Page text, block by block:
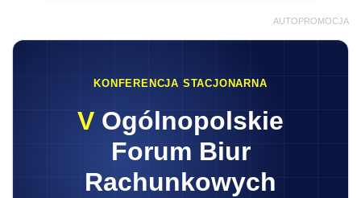
AUTOPROMOCJA
KONFERENCJA STACJONARNA
V Ogólnopolskie
Forum Biur
Rachunkowych